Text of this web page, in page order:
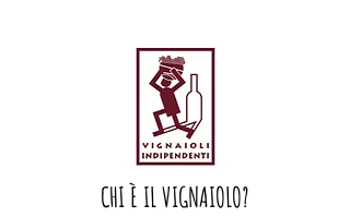
CHI È IL VIGNAIOLO?